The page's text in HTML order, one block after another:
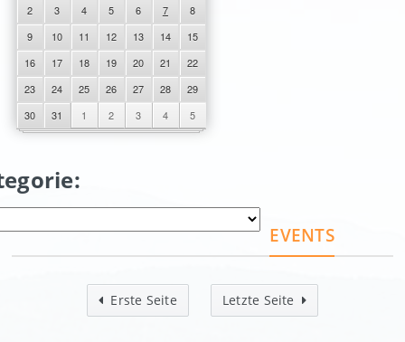
2
3 4 5 6 7
8
9
10 11 12 13 14
15
16
17 18 19 20 21
22
23
24 25 26 27 28
29
30
31 1 2 3 4 5
EVENTS
Erste Seite Letzte Seite